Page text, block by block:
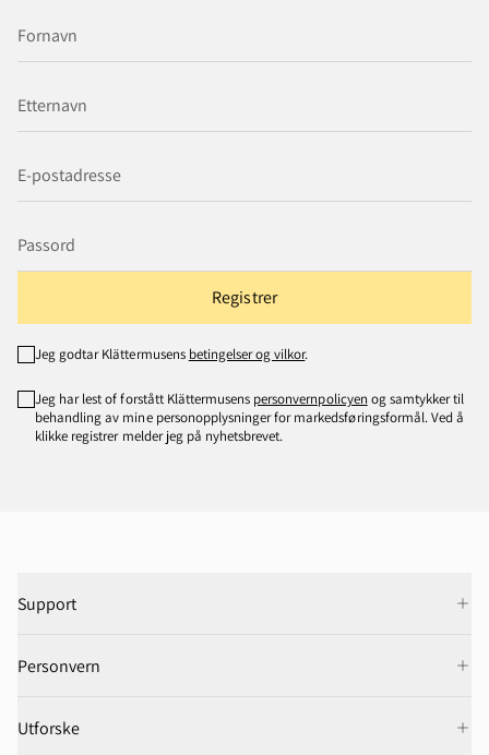
Registrer
Jeg godtar Klättermusens betingelser og vilkor.
Jeg har lest of forstått Klättermusens personvernpolicyen og samtykker til
behandling av mine personopplysninger for markedsføringsformål. Ved å
klikke registrer melder jeg på nyhetsbrevet.
Support
Personvern
Utforske